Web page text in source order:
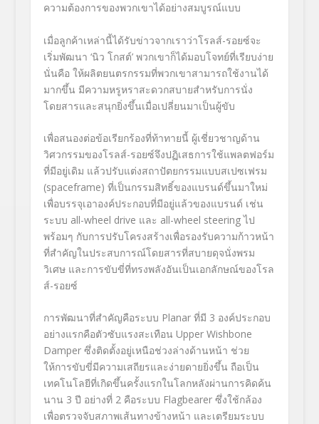
ความต้องการของพวกเขาได้อย่างสมบูรณ์แบบ
เมื่อลูกค้าเหล่านี้ได้รับข่าวจากเราว่าโรลส์-รอยซ์จะ
เริ่มพัฒนา ‘นิว โกสต์’ พวกเขาก็ได้มอบโจทย์ที่เรียบง่าย
นั่นคือ ให้ผลิตยนตรกรรมที่พวกเขาสามารถใช้งานได้
มากขึ้น มีความหรูหราสะดวกสบายสำหรับการนั่ง
โดยสารและสนุกยิ่งขึ้นเมื่อเปลี่ยนมาเป็นผู้ขับ
เพื่อสนองต่อข้อเรียกร้องที่ท้าทายนี้ ผู้เชี่ยวชาญด้าน
วิศวกรรมของโรลส์-รอยซ์จึงปฏิเสธการใช้แพลตฟอร์ม
ที่มีอยู่เดิม แล้วปรับแต่งสถาปัตยกรรมแบบสเปซเฟรม
(spaceframe) ที่เป็นกรรมสิทธิ์ของแบรนด์ขึ้นมาใหม่
เพื่อบรรจุเอาองค์ประกอบที่มีอยู่แล้วของแบรนด์ เช่น
ระบบ all-wheel drive และ all-wheel steering ไป
พร้อมๆ กับการปรับโครงสร้างเพื่อรองรับความก้าวหน้า
ที่สำคัญในประสบการณ์โดยสารที่สบายดุจนั่งพรม
วิเศษ และการขับขี่ที่ทรงพลังอันเป็นเอกลักษณ์ของโรล
ส์-รอยซ์
การพัฒนาที่สำคัญคือระบบ Planar ที่มี 3 องค์ประกอบ
อย่างแรกคือตัวซับแรงสะเทือน Upper Wishbone
Damper ซึ่งติดตั้งอยู่เหนือช่วงล่างด้านหน้า ช่วย
ให้การขับขี่มีความเสถียรและง่ายดายยิ่งขึ้น ถือเป็น
เทคโนโลยีที่เกิดขึ้นครั้งแรกในโลกหลังผ่านการคิดค้น
นาน 3 ปี อย่างที่ 2 คือระบบ Flagbearer ซึ่งใช้กล้อง
เพื่อตรวจจับสภาพเส้นทางข้างหน้า และเตรียมระบบ